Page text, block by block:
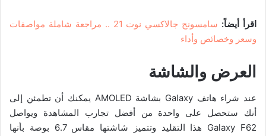
اقرأ أيضاً:
سامسونج جالاكسي نوت 21 .. مراجعة شاملة مواصفات
وسعر وخصائص وأداء
العرض والشاشة
عند شراء هاتف Galaxy بشاشة AMOLED يمكنك أن تطمئن إلى
أنك ستحصل على واحدة من أفضل تجارب المشاهدة ويواصل
Galaxy F62 هذا التقليد وتتميز شاشتها مقاس 6.7 بوصة بأنها